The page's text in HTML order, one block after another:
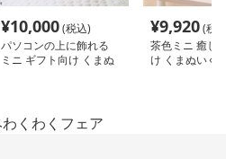
¥10,000(税込)
パソコンの上に飾れる
ミニ ギフト向け くまぬ
¥9,920(税
茶色ミニ 癒し
け くまぬいぐ